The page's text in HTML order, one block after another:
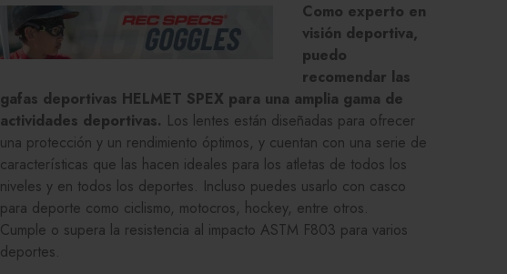
Como experto en
visión deportiva,
puedo
recomendar las
gafas deportivas HELMET SPEX para una amplia gama de
actividades deportivas. Los lentes están diseñadas para ofrecer
una protección y un rendimiento óptimos, y cuentan con una serie de
características que las hacen ideales para los atletas de todos los
niveles y en todos los deportes. Incluso puedes usarlo con casco
para deporte como ciclismo, motocros, hockey, entre otros.
Cumple o supera la resistencia al impacto ASTM F803 para varios
deportes.